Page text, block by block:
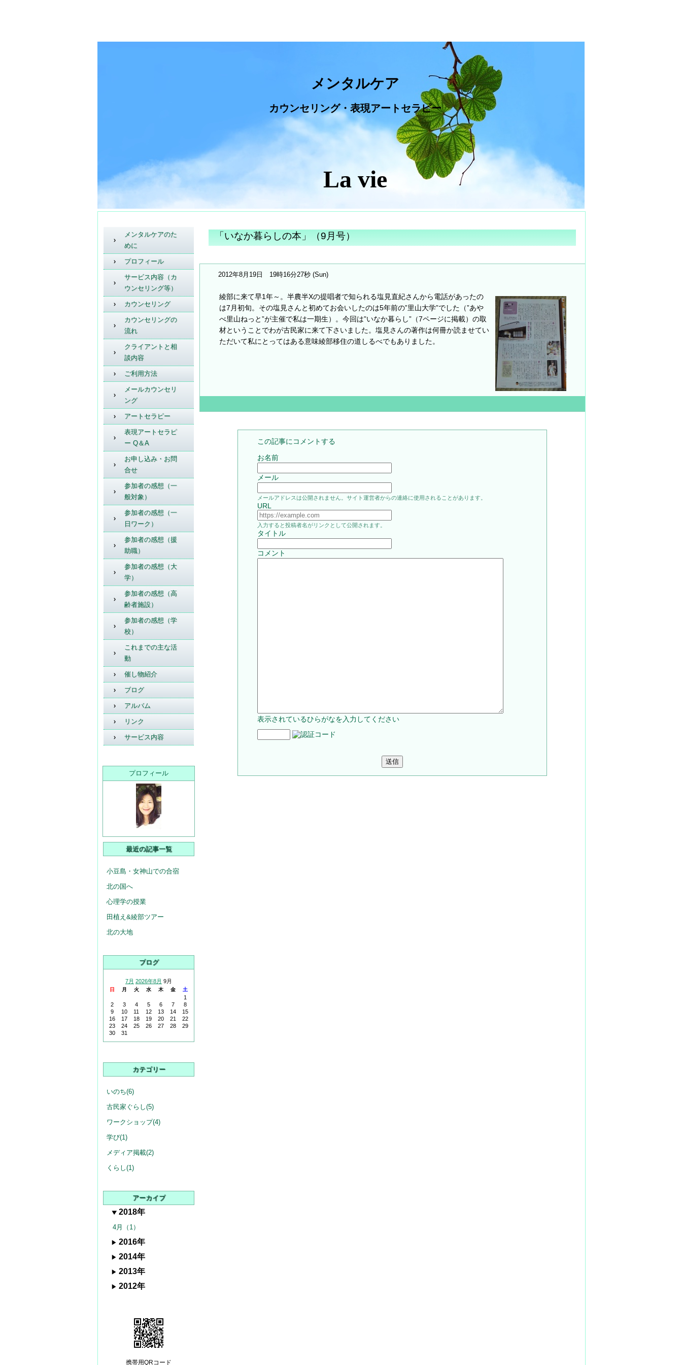
メンタルケア
カウンセリング・表現アートセラピー
La vie
「いなか暮らしの本」（9月号）
2012年8月19日 19時16分27秒 (Sun)
綾部に来て早1年～。半農半Xの提唱者で知られる塩見直紀さんから電話があったの
は7月初旬。その塩見さんと初めてお会いしたのは5年前の”里山大学”でした（”あや
べ里山ねっと”が主催で私は一期生）。今回は”いなか暮らし”（7ページに掲載）の取
材ということでわが古民家に来て下さいました。塩見さんの著作は何冊か読ませてい
ただいて私にとってはある意味綾部移住の道しるべでもありました。
この記事にコメントする
お名前
メール
メールアドレスは公開されません。サイト運営者からの連絡に使用されることがあります。
URL
入力すると投稿者名がリンクとして公開されます。
タイトル
コメント
表示されているひらがなを入力してください
メンタルケアのた
めに
プロフィール
サービス内容（カ
ウンセリング等）
カウンセリング
カウンセリングの
流れ
クライアントと相
談内容
ご利用方法
メールカウンセリ
ング
アートセラピー
表現アートセラピ
ー Q＆A
お申し込み・お問
合せ
参加者の感想（一
般対象）
参加者の感想（一
日ワーク）
参加者の感想（援
助職）
参加者の感想（大
学）
参加者の感想（高
齢者施設）
参加者の感想（学
校）
これまでの主な活
動
催し物紹介
ブログ
アルバム
リンク
サービス内容
プロフィール
最近の記事一覧
小豆島・女神山での合宿
北の国へ
心理学の授業
田植え&綾部ツアー
北の大地
ブログ
7月 2026年8月 9月
日 月 火 水 木 金 土
1
2
3 4 5 6 7
8
9
10 11 12 13 14
15
16
17 18 19 20 21
22
23
24 25 26 27 28
29
30
31
カテゴリー
いのち(6)
古民家ぐらし(5)
ワークショップ(4)
学び(1)
メディア掲載(2)
くらし(1)
アーカイブ
2018年
4月（1）
2016年
2014年
2013年
2012年
携帯用QRコード